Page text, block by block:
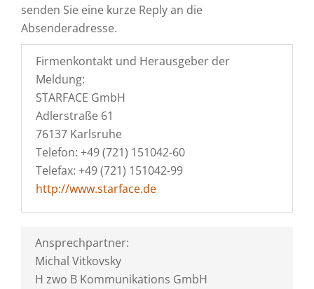
senden Sie eine kurze Reply an die
Absenderadresse.
Firmenkontakt und Herausgeber der
Meldung:
STARFACE GmbH
Adlerstraße 61
76137 Karlsruhe
Telefon: +49 (721) 151042-60
Telefax: +49 (721) 151042-99
http://www.starface.de
Ansprechpartner:
Michal Vitkovsky
H zwo B Kommunikations GmbH